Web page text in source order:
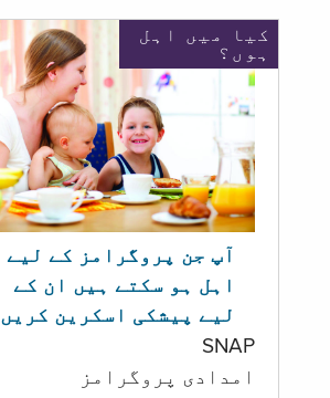
کیا میں اہل
ہوں؟
آپ جن پروگرامز کے لیے
اہل ہو سکتے ہیں ان کے
لیے پیشکی اسکرین کریں
SNAP
امدادی پروگرامز